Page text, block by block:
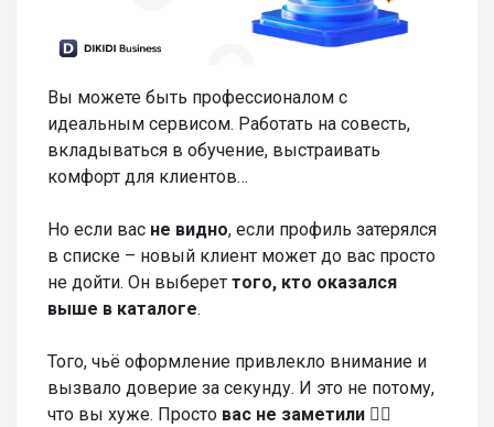
Вы можете быть профессионалом с
идеальным сервисом. Работать на совесть,
вкладываться в обучение, выстраивать
комфорт для клиентов…
Но если вас не видно, если профиль затерялся
в списке – новый клиент может до вас просто
не дойти. Он выберет того, кто оказался
выше в каталоге.
Того, чьё оформление привлекло внимание и
вызвало доверие за секунду. И это не потому,
что вы хуже. Просто вас не заметили 🤷‍♀️